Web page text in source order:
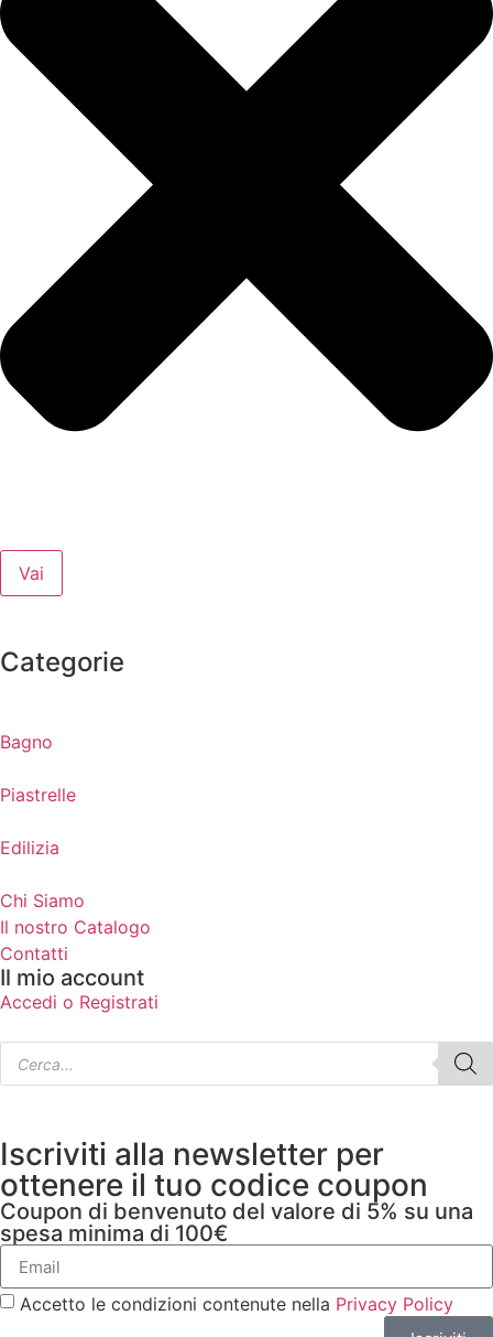
Vai
Categorie
Bagno
Piastrelle
Edilizia
Chi Siamo
Il nostro Catalogo
Contatti
Il mio account
Accedi o Registrati
Iscriviti alla newsletter per
ottenere il tuo codice coupon
Coupon di benvenuto del valore di 5% su una
spesa minima di 100€
Accetto le condizioni contenute nella Privacy Policy